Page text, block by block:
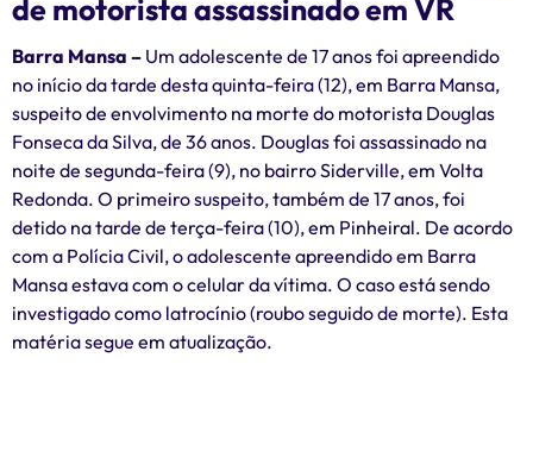
de motorista assassinado em VR
Barra Mansa – Um adolescente de 17 anos foi apreendido
no início da tarde desta quinta-feira (12), em Barra Mansa,
suspeito de envolvimento na morte do motorista Douglas
Fonseca da Silva, de 36 anos. Douglas foi assassinado na
noite de segunda-feira (9), no bairro Siderville, em Volta
Redonda. O primeiro suspeito, também de 17 anos, foi
detido na tarde de terça-feira (10), em Pinheiral. De acordo
com a Polícia Civil, o adolescente apreendido em Barra
Mansa estava com o celular da vítima. O caso está sendo
investigado como latrocínio (roubo seguido de morte). Esta
matéria segue em atualização.